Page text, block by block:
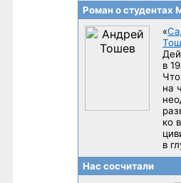
Роман о студентах
«
в
на
ко
в
Нас сосчитали